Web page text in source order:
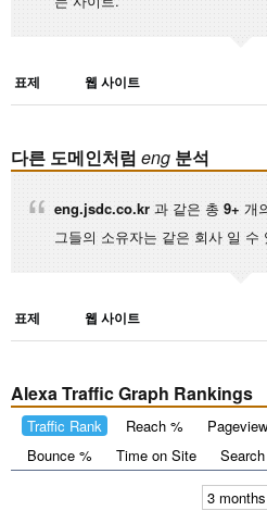
표제 웹 사이트
다른 도메인처럼 eng 분석
eng.jsdc.co.kr 과 같은 총 9+ 개
그들의 소유자는 같은 회사 일 수
표제 웹 사이트
Alexa Traffic Graph Rankings
Traffic Rank Reach %
Bounce %
Time on Site